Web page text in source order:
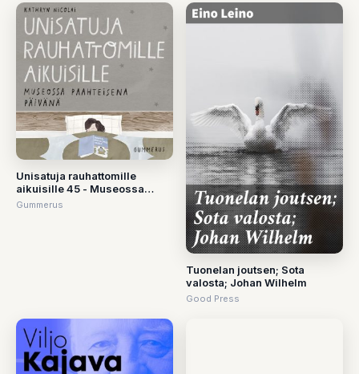
Unisatuja rauhattomille
aikuisille 45 - Museossa
paahteisena päivänä
Gummerus
Tuonelan joutsen; Sota
valosta; Johan Wilhelm
Good Press